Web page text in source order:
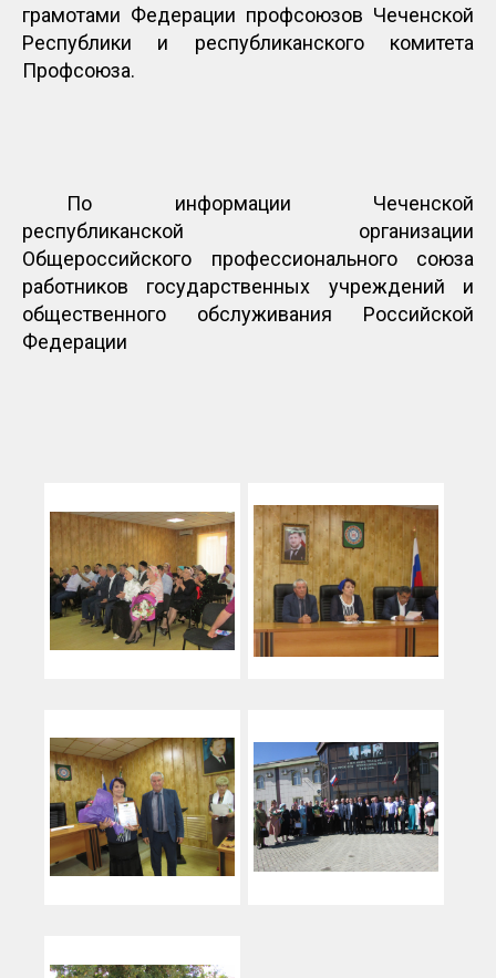
грамотами Федерации профсоюзов Чеченской
Республики и республиканского комитета
Профсоюза.
По информации Чеченской
республиканской организации
Общероссийского профессионального союза
работников государственных учреждений и
общественного обслуживания Российской
Федерации